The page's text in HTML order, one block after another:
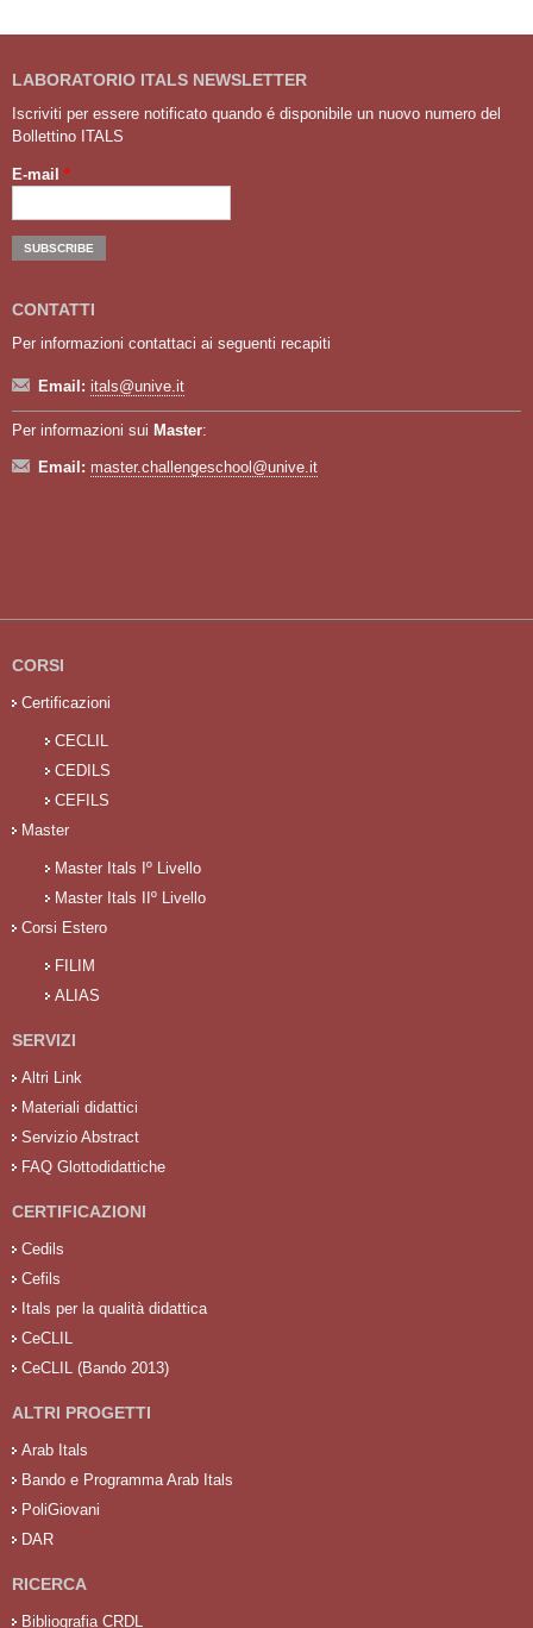
LABORATORIO ITALS NEWSLETTER
Iscriviti per essere notificato quando é disponibile un nuovo numero del
Bollettino ITALS
E-mail *
CONTATTI
Per informazioni contattaci ai seguenti recapiti
Email: itals@unive.it
Per informazioni sui Master:
Email: master.challengeschool@unive.it
CORSI
Certificazioni
CECLIL
CEDILS
CEFILS
Master
Master Itals Iº Livello
Master Itals IIº Livello
Corsi Estero
FILIM
ALIAS
SERVIZI
Altri Link
Materiali didattici
Servizio Abstract
FAQ Glottodidattiche
CERTIFICAZIONI
Cedils
Cefils
Itals per la qualità didattica
CeCLIL
CeCLIL (Bando 2013)
ALTRI PROGETTI
Arab Itals
Bando e Programma Arab Itals
PoliGiovani
DAR
RICERCA
Bibliografia CRDL